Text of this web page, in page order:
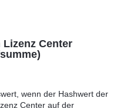
Center
wenn der Hashwert der
Center auf der